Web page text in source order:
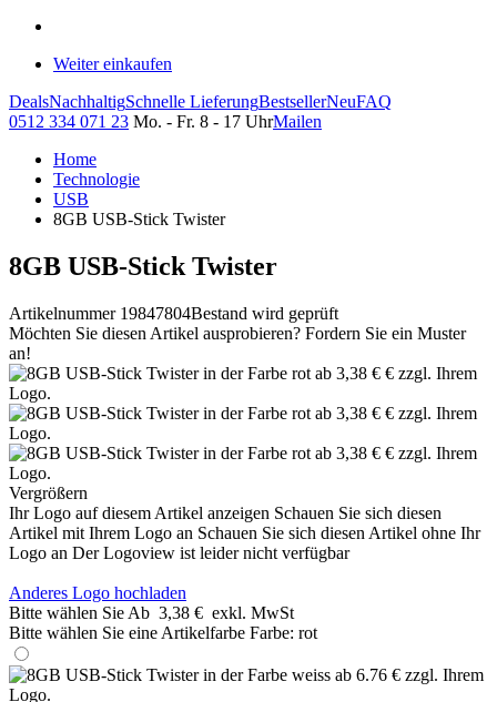
Weiter einkaufen
DealsNachhaltigSchnelle LieferungBestsellerNeuFAQ
0512 334 071 23 Mo. - Fr. 8 - 17 UhrMailen
Home
Technologie
USB
8GB USB-Stick Twister
8GB USB-Stick Twister
Artikelnummer 19847804Bestand wird geprüft
Möchten Sie diesen Artikel ausprobieren? Fordern Sie ein Muster
an!
Vergrößern
Ihr Logo auf diesem Artikel anzeigen Schauen Sie sich diesen
Artikel mit Ihrem Logo an Schauen Sie sich diesen Artikel ohne Ihr
Logo an Der Logoview ist leider nicht verfügbar
Anderes Logo hochladen
Bitte wählen Sie Ab 3,38 € exkl. MwSt
Bitte wählen Sie eine Artikelfarbe Farbe: rot